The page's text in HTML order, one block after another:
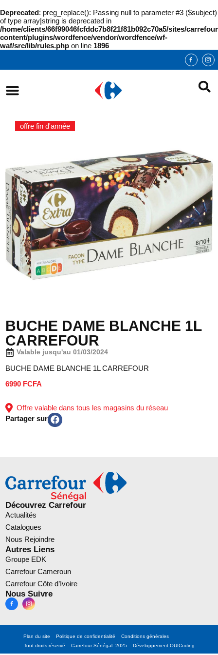
Deprecated: preg_replace(): Passing null to parameter #3 ($subject)
of type array|string is deprecated in
/home/clients/66f99046fcfddc7b8f21f81b092c70a5/sites/
content/plugins/wordfence/vendor/wordfence/wf-
waf/src/lib/rules.php on line 1896
offre fin d'année
BUCHE DAME BLANCHE 1L
CARREFOUR
Valable jusqu'au 01/03/2024
BUCHE DAME BLANCHE 1L CARREFOUR
6990 FCFA
Offre valable dans tous les magasins du réseau
Partager sur
Découvrez Carrefour
Actualités
Catalogues
Nous Rejoindre
Autres Liens
Groupe EDK
Carrefour Cameroun
Carrefour Côte d’Ivoire
Nous Suivre
Plan du site Politique de confidentialité
Conditions générales
Tout droits réservé – Carrefour Sénégal 2025 – Développement OUICoding